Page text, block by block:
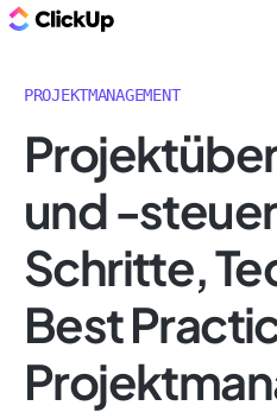
PROJEKTMANAGEMENT
und -
Schritte,
Best